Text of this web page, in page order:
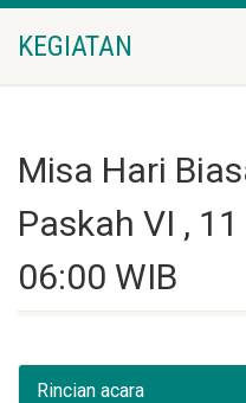
KEGIATAN
Misa Hari
Paskah VI ,
06:00 WIB
Rincian acara